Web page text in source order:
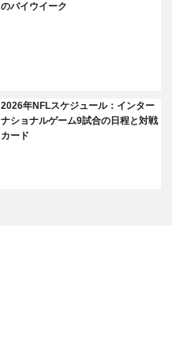
のバイウイーク
2026年NFLスケジュール：インター
ナショナルゲーム9試合の日程と対戦
カード